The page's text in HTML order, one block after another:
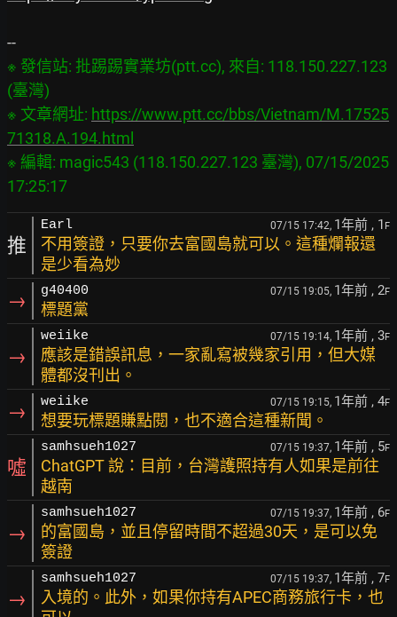
※ 發信站: 批踢踢實業坊(ptt.cc), 來自: 118.150.227.123
(臺灣)
※ 文章網址: https://www.ptt.cc/bbs/Vietnam/M.17525
71318.A.194.html
※ 編輯: magic543 (118.150.227.123 臺灣), 07/15/2025
推
Earl 07/15 17:42, 1年前 , 1 F
不用簽證，只要你去富國島就可以。這種爛報還
是少看為妙
→ g40400 07/15 19:05, 1年前 , 2F
標題黨
→
weiike 07/15 19:14, 1年前 , 3F
應該是錯誤訊息，一家亂寫被幾家引用，但大媒
體都沒刊出。
→ weiike 07/15 19:15, 1年前 , 4F
想要玩標題賺點閱，也不適合這種新聞。
噓
samhsueh1027 07/15 19:37, 1年前 , 5F
ChatGPT 說：目前，台灣護照持有人如果是前往
越南
→
samhsueh1027 07/15 19:37, 1年前 , 6F
的富國島，並且停留時間不超過30天，是可以免
簽證
→
samhsueh1027 07/15 19:37, 1年前 , 7F
入境的。此外，如果你持有APEC商務旅行卡，也